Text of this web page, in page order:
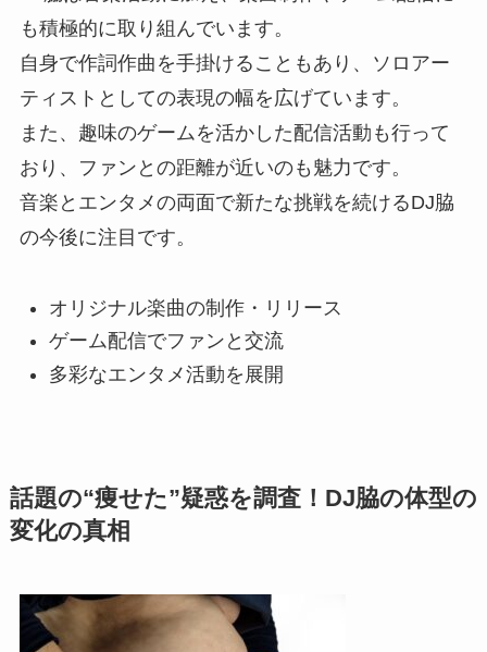
も積極的に取り組んでいます。
自身で作詞作曲を手掛けることもあり、ソロアー
ティストとしての表現の幅を広げています。
また、趣味のゲームを活かした配信活動も行って
おり、ファンとの距離が近いのも魅力です。
音楽とエンタメの両面で新たな挑戦を続けるDJ脇
の今後に注目です。
オリジナル楽曲の制作・リリース
ゲーム配信でファンと交流
多彩なエンタメ活動を展開
話題の“痩せた”疑惑を調査！DJ脇の体型の
変化の真相